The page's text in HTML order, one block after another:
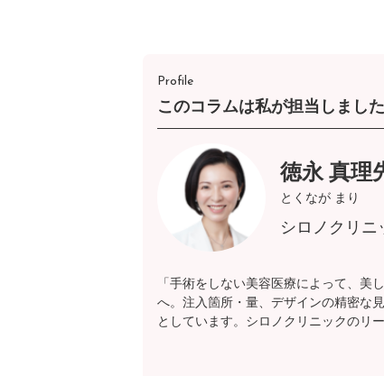
Profile
このコラムは私が担当しました
徳永 真理
とくなが まり
シロノクリニ
「手術をしない美容医療によって、
へ。注入箇所・量、デザインの精密な
としています。シロノクリニックのリ